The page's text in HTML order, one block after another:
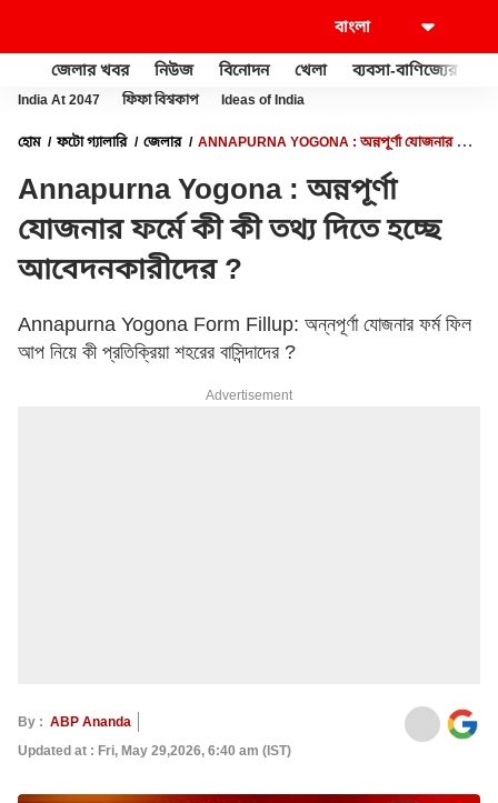
জেলার খবর নিউজ বিনোদন খেলা ব্যবসা-বাণিজ্যের
India At 2047 ফিফা বিশ্বকাপ Ideas of India
হোম ফটো গ্যালারি জেলার
ANNAPURNA YOGONA : অন্নপূর্ণা যোজনার ফর্মে
Annapurna Yogona : অন্নপূর্ণা
যোজনার ফর্মে কী কী তথ্য দিতে হচ্ছে
আবেদনকারীদের ?
Annapurna Yogona Form Fillup: অন্নপূর্ণা যোজনার ফর্ম ফিল
আপ নিয়ে কী প্রতিক্রিয়া শহরের বাসিন্দাদের ?
Advertisement
By : ABP Ananda
Updated at : Fri, May 29,2026, 6:40 am (IST)